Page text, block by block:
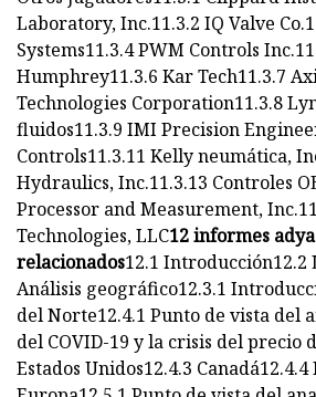
Laboratory, Inc.11.3.2 IQ Valve
Systems11.3.4 PWM Controls
Humphrey11.3.6 Kar Tech11.3.7
Technologies Corporation11.3.8
fluidos11.3.9 IMI Precision
Controls11.3.11 Kelly neumática,
Hydraulics, Inc.11.3.13 Controles
Processor and Measurement,
Technologies, LLC12 informes
relacionados12.1 Introducción12.2
Análisis geográfico12.3.1
del Norte12.4.1 Punto de vista del
del COVID-19 y la crisis del precio
Estados Unidos12.4.3